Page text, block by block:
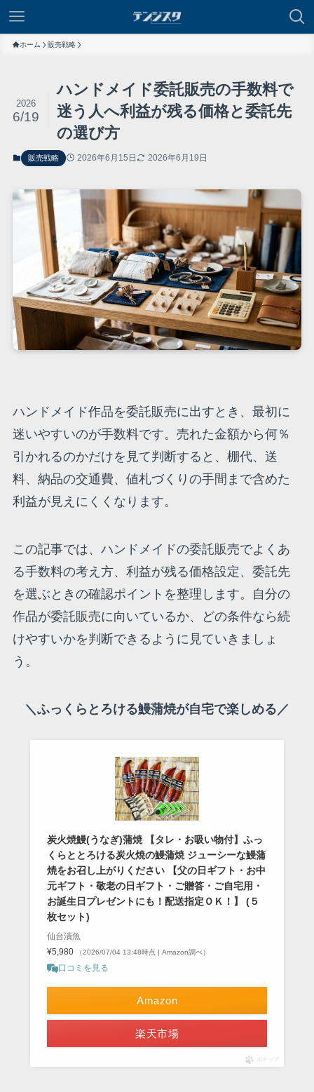
ホーム 販売戦略
ハンドメイド委託販売の手数料で
迷う人へ利益が残る価格と委託先
の選び方
2026
6/19
販売戦略 2026年6月15日 2026年6月19日
ハンドメイド作品を委託販売に出すとき、最初に
迷いやすいのが手数料です。売れた金額から何％
引かれるのかだけを見て判断すると、棚代、送
料、納品の交通費、値札づくりの手間まで含めた
利益が見えにくくなります。
この記事では、ハンドメイドの委託販売でよくあ
る手数料の考え方、利益が残る価格設定、委託先
を選ぶときの確認ポイントを整理します。自分の
作品が委託販売に向いているか、どの条件なら続
けやすいかを判断できるように見ていきましょ
う。
＼ふっくらとろける鰻蒲焼が自宅で楽しめる／
炭火焼鰻(うなぎ)蒲焼 【タレ・お吸い物付】ふっ
くらととろける炭火焼の鰻蒲焼 ジューシーな鰻蒲
焼をお召し上がりください 【父の日ギフト・お中
元ギフト・敬老の日ギフト・ご贈答・ご自宅用・
お誕生日プレゼントにも！配送指定ＯＫ！】 (５
枚セット)
仙台漬魚
¥5,980
（2026/07/04 13:48時点 | Amazon調べ）
口コミを見る
Amazon
楽天市場
ポチップ